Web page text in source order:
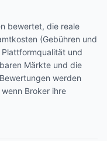
bewertet, die reale
(Gebühren und
und
Märkte und die
werden
Broker ihre